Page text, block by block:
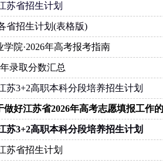
苏省招生计划
省招生计划(表格版)
院·2026年高考报考指南
录取分数汇总
苏3+2高职本科分段培养招生计划
做好江苏省2026年高考志愿填报工作
苏3+2高职本科分段培养招生计划
苏省招生计划